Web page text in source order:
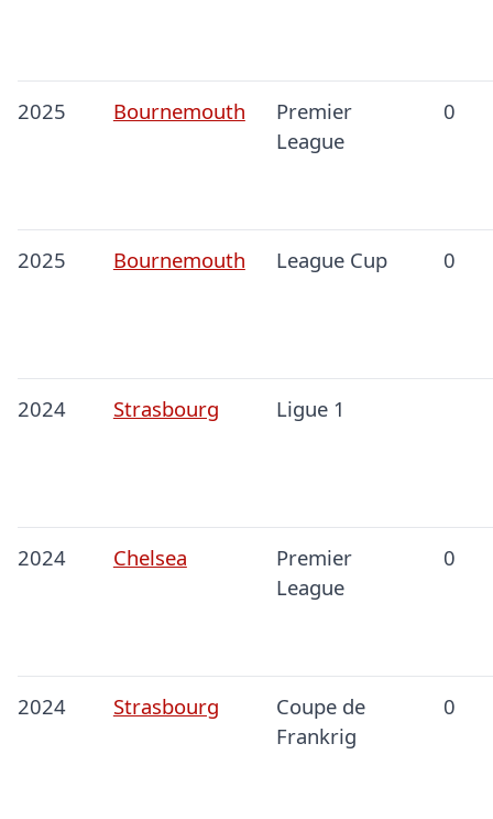
2025 Bournemouth
Premier
League
0
2025 Bournemouth League Cup 0
2024 Strasbourg Ligue 1
2024 Chelsea
Premier
League
0
2024 Strasbourg
Coupe de
Frankrig
0